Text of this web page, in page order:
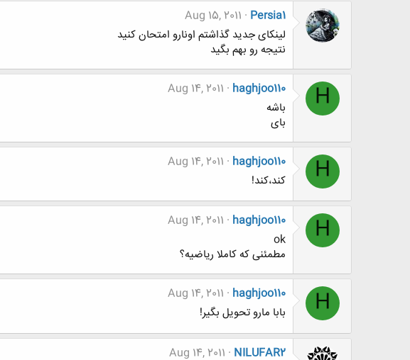
Persia1
Aug 15, 2011
لینکای جدید گذاشتم اونارو امتحان کنید
نتیجه رو بهم بگید
H
haghjoo110
Aug 14, 2011
باشه
بای
H
haghjoo110
Aug 14, 2011
کند،کند!
H
haghjoo110
Aug 14, 2011
ok
مطمئنی که کاملا ریاضیه؟
H
haghjoo110
Aug 14, 2011
بابا مارو تحویل بگیر!
NILUFAR2
Aug 14, 2011